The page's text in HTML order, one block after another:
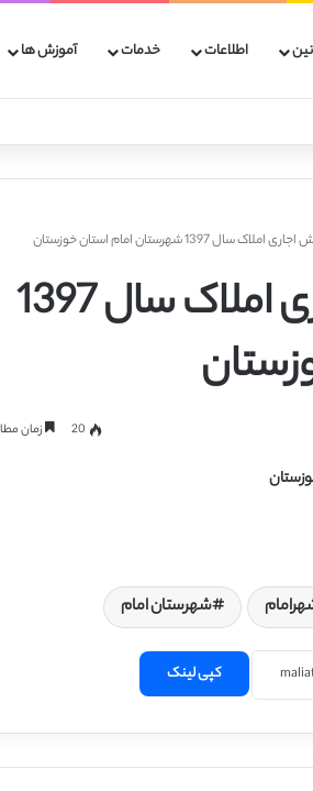
اطلاعات خدمات آموزش ها
1397 شهرستان امام استان خوزستان
دانلود دفترچه ارزش اجاری املاک سال 1397
20 زمان
شهرستان امام
کپی لینک